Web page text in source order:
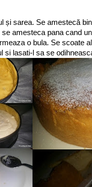
și sarea. Se amestecă
amesteca pana cand
o bula. Se scoate
si lasati-l sa se